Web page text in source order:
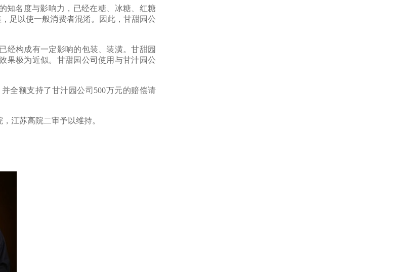
知名度与影响力，已经在糖、冰糖、红糖
足以使一般消费者混淆。因此，甘甜园公
构成有一定影响的包装、装潢。甘甜园
果极为近似。甘甜园公司使用与甘汁园公
额支持了甘汁园公司500万元的赔偿请
江苏高院二审予以维持。